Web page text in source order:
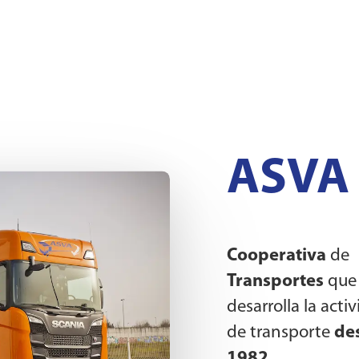
ASVA
Cooperativa de
Transportes que
desarrolla la
de transporte